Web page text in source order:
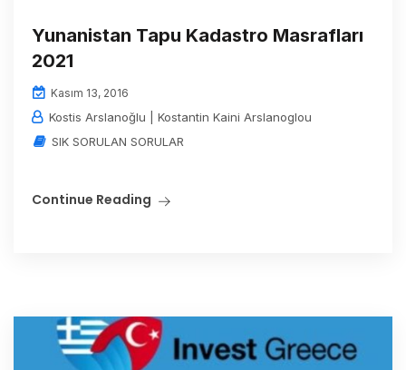
Yunanistan Tapu Kadastro Masrafları
2021
Kasım 13, 2016
Kostis Arslanoğlu | Kostantin Kaini Arslanoglou
SIK SORULAN SORULAR
Continue Reading